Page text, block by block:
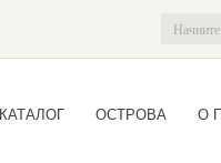
КАТАЛОГ ОСТРОВА О